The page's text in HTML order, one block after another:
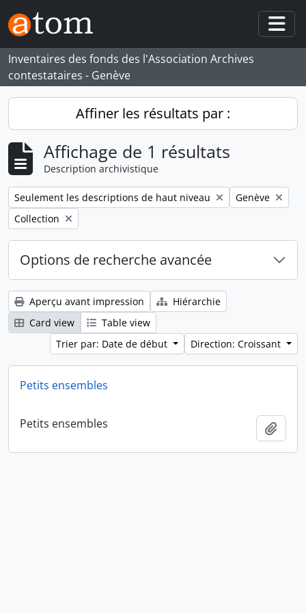
Skip to main content
Inventaires des fonds des l'Association Archives
contestataires - Genève
Affiner les résultats par :
Affichage de 1 résultats
Description archivistique
Remove filter:
Seulement les descriptions de haut niveau Remove filter:
Genève
Remove filter:
Collection
Options de recherche avancée
Aperçu avant impression
Hiérarchie
Card view
Table view
Trier par: Date de début
Direction: Croissant
Petits ensembles
Petits ensembles